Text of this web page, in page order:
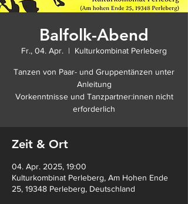
Balfolk-Abend
Fr., 04. Apr.
  |
Kulturkombinat Perleberg
Tanzen von Paar- und Gruppentänzen unter
Anleitung
Vorkenntnisse und Tanzpartner:innen nicht
erforderlich
Zeit & Ort
04. Apr. 2025, 19:00
Kulturkombinat Perleberg, Am Hohen Ende
25, 19348 Perleberg, Deutschland